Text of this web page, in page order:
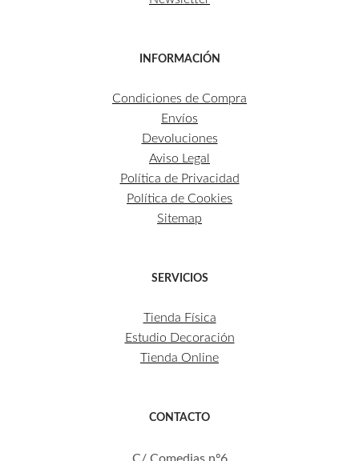
INFORMACIÓN
Condiciones de Compra
Envíos
Devoluciones
Aviso Legal
Política de Privacidad
Política de Cookies
Sitemap
SERVICIOS
Tienda Física
Estudio Decoración
Tienda Online
CONTACTO
C/ Comedias nº6